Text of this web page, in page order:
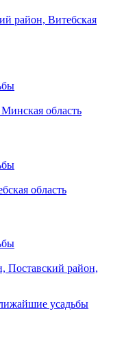
район, Витебская
область
область
Поставский район,